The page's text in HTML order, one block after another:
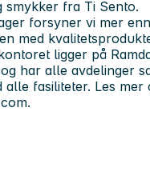
smykker fra Ti Sento.
forsyner vi mer
med
ligger på
har alle avdelinger
alle fasiliteter. Les mer